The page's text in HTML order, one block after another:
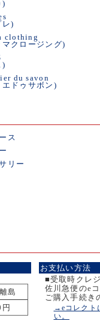
)
レ)
clothing
マクロージング)
)
du savon
エドゥサボン)
ス
リー
島
お支払い方法
■受取時クレ
佐川急便のe
ご購入手続き
→eコレクト
い。